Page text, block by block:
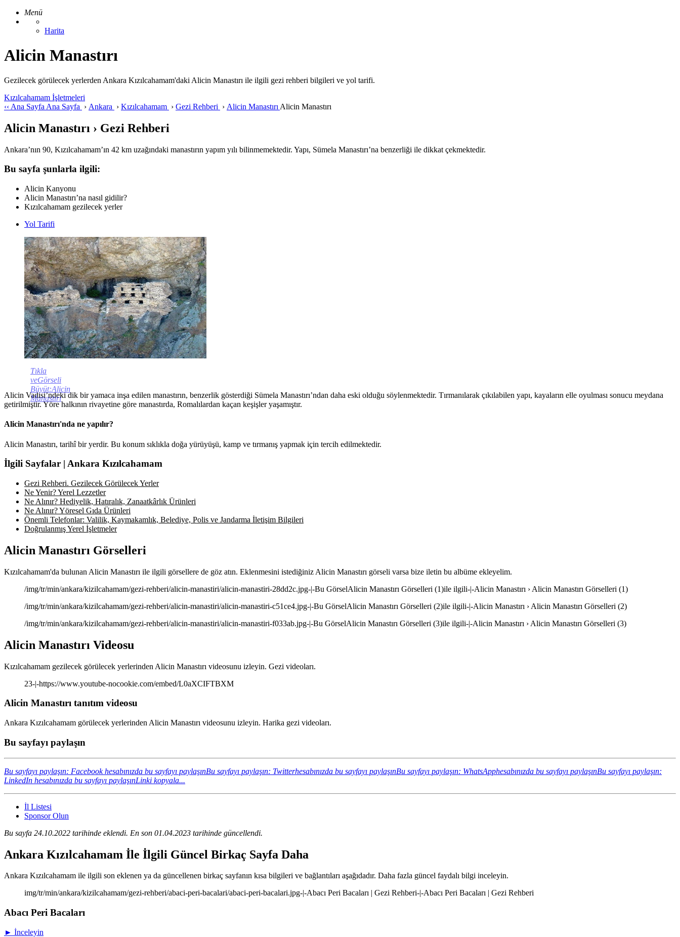
Menü
Harita
Alicin Manastırı
Gezilecek görülecek yerlerden Ankara Kızılcahamam'daki Alicin Manastırı ile ilgili gezi rehberi bilgileri ve yol tarifi.
Kızılcahamam İşletmeleri
‹‹ Ana Sayfa Ana Sayfa › Ankara › Kızılcahamam › Gezi Rehberi › Alicin Manastırı Alicin Manastırı
Alicin Manastırı › Gezi Rehberi
Ankara’nın 90, Kızılcahamam’ın 42 km uzağındaki manastırın yapım yılı bilinmemektedir. Yapı, Sümela Manastırı’na benzerliği ile dikkat çekmektedir.
Bu sayfa şunlarla ilgili:
Alicin Kanyonu
Alicin Manastırı’na nasıl gidilir?
Kızılcahamam gezilecek yerler
Yol Tarifi
Tıkla
veGörseli
Büyüt:Alicin
Manastırı
Alicin Vadisi’ndeki dik bir yamaca inşa edilen manastırın, benzerlik gösterdiği Sümela Manastırı’ndan daha eski olduğu söylenmektedir. Tırmanılarak çıkılabilen yapı, kayaların elle oyulması sonucu meydana
getirilmiştir. Yöre halkının rivayetine göre manastırda, Romalılardan kaçan keşişler yaşamıştır.
Alicin Manastırı'nda ne yapılır?
Alicin Manastırı, tarihî bir yerdir. Bu konum sıklıkla doğa yürüyüşü, kamp ve tırmanış yapmak için tercih edilmektedir.
İlgili Sayfalar | Ankara Kızılcahamam
Gezi Rehberi. Gezilecek Görülecek Yerler
Ne Yenir? Yerel Lezzetler
Ne Alınır? Hediyelik, Hatıralık, Zanaatkârlık Ürünleri
Ne Alınır? Yöresel Gıda Ürünleri
Önemli Telefonlar: Valilik, Kaymakamlık, Belediye, Polis ve Jandarma İletişim Bilgileri
Doğrulanmış Yerel İşletmeler
Alicin Manastırı Görselleri
Kızılcahamam'da bulunan Alicin Manastırı ile ilgili görsellere de göz atın. Eklenmesini istediğiniz Alicin Manastırı görseli varsa bize iletin bu albüme ekleyelim.
/img/tr/min/ankara/kizilcahamam/gezi-rehberi/alicin-manastiri/alicin-manastiri-28dd2c.jpg-|-Bu GörselAlicin Manastırı Görselleri (1)ile ilgili-|-Alicin Manastırı › Alicin Manastırı Görselleri (1)
/img/tr/min/ankara/kizilcahamam/gezi-rehberi/alicin-manastiri/alicin-manastiri-c51ce4.jpg-|-Bu GörselAlicin Manastırı Görselleri (2)ile ilgili-|-Alicin Manastırı › Alicin Manastırı Görselleri (2)
/img/tr/min/ankara/kizilcahamam/gezi-rehberi/alicin-manastiri/alicin-manastiri-f033ab.jpg-|-Bu GörselAlicin Manastırı Görselleri (3)ile ilgili-|-Alicin Manastırı › Alicin Manastırı Görselleri (3)
Alicin Manastırı Videosu
Kızılcahamam gezilecek görülecek yerlerinden Alicin Manastırı videosunu izleyin. Gezi videoları.
23-|-https://www.youtube-nocookie.com/embed/L0aXCIFTBXM
Alicin Manastırı tanıtım videosu
Ankara Kızılcahamam görülecek yerlerinden Alicin Manastırı videosunu izleyin. Harika gezi videoları.
Bu sayfayı paylaşın
Bu sayfayı paylaşın: Facebook hesabınızda bu sayfayı paylaşınBu sayfayı paylaşın: Twitterhesabınızda bu sayfayı paylaşınBu sayfayı paylaşın: WhatsApphesabınızda bu sayfayı paylaşınBu sayfayı paylaşın:
LinkedIn hesabınızda bu sayfayı paylaşınLinki kopyala...
İl Listesi
Sponsor Olun
Bu sayfa 24.10.2022 tarihinde eklendi. En son 01.04.2023 tarihinde güncellendi.
Ankara Kızılcahamam İle İlgili Güncel Birkaç Sayfa Daha
Ankara Kızılcahamam ile ilgili son eklenen ya da güncellenen birkaç sayfanın kısa bilgileri ve bağlantıları aşağıdadır. Daha fazla güncel faydalı bilgi inceleyin.
img/tr/min/ankara/kizilcahamam/gezi-rehberi/abaci-peri-bacalari/abaci-peri-bacalari.jpg-|-Abacı Peri Bacaları | Gezi Rehberi-|-Abacı Peri Bacaları | Gezi Rehberi
Abacı Peri Bacaları
► İnceleyin